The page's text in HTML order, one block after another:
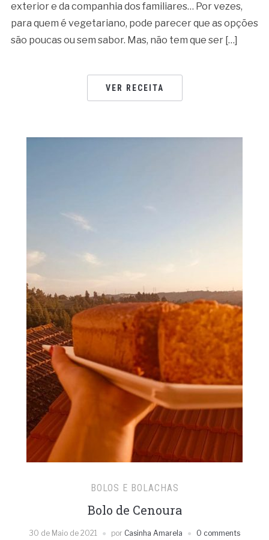
exterior e da companhia dos familiares… Por vezes,
para quem é vegetariano, pode parecer que as opções
são poucas ou sem sabor. Mas, não tem que ser […]
VER RECEITA
BOLOS E BOLACHAS
Bolo de Cenoura
30 de Maio de 2021 por Casinha Amarela 0 comments